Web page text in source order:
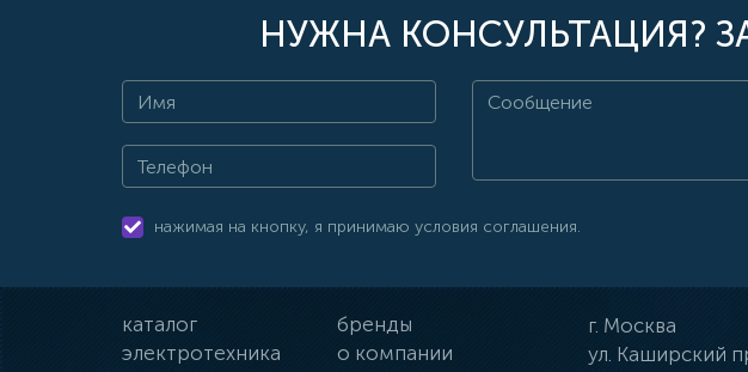
НУЖНА КОНСУЛЬТАЦИЯ?
нажимая на кнопку, я принимаю условия соглашения.
каталог
бренды
электротехника
о компании
г. Москва
ул. Каширский